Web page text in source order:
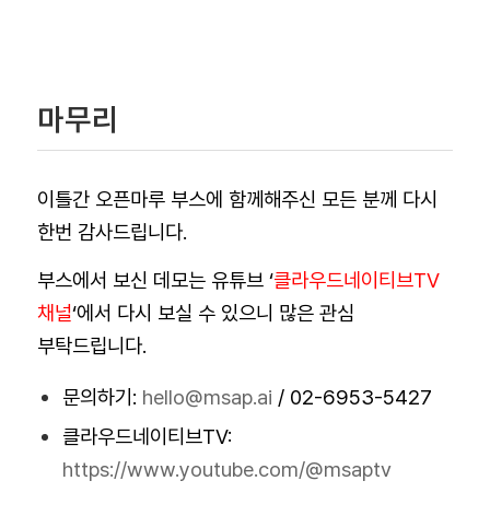
마무리
이틀간 오픈마루 부스에 함께해주신 모든 분께 다시
한번 감사드립니다.
부스에서 보신 데모는 유튜브 ‘클라우드네이티브TV
채널‘에서 다시 보실 수 있으니 많은 관심
부탁드립니다.
문의하기: hello@msap.ai / 02-6953-5427
클라우드네이티브TV:
https://www.youtube.com/@msaptv